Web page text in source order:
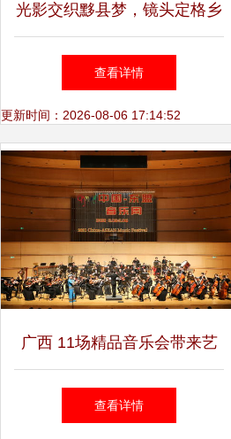
光影交织黟县梦，镜头定格乡
村魂——第十六届中国黄山黟
县乡村摄影大展侧记
查看详情
更新时间：2026-08-06 17:14:52
广西 11场精品音乐会带来艺
术交流盛宴
查看详情